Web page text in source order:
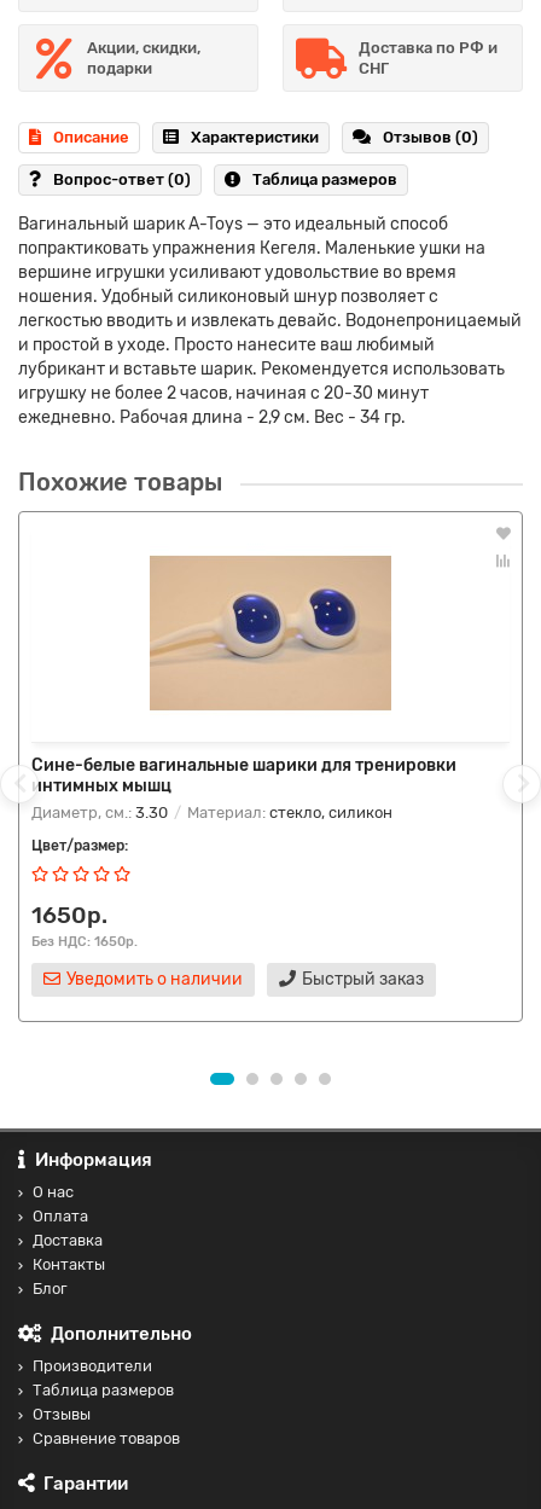
Акции, скидки,
подарки
Доставка по РФ и
СНГ
Описание Характеристики Отзывов (0)
Вопрос-ответ (0) Таблица размеров
Вагинальный шарик A-Toys — это идеальный способ
попрактиковать упражнения Кегеля. Маленькие ушки на
вершине игрушки усиливают удовольствие во время
ношения. Удобный силиконовый шнур позволяет с
легкостью вводить и извлекать девайс. Водонепроницаемый
и простой в уходе. Просто нанесите ваш любимый
лубрикант и вставьте шарик. Рекомендуется использовать
игрушку не более 2 часов, начиная с 20-30 минут
ежедневно. Рабочая длина - 2,9 см. Вес - 34 гр.
Похожие товары
Сине-белые вагинальные шарики для тренировки
интимных мышц
Диаметр, см.: 3.30 Материал: стекло, силикон
Цвет/размер:
1650р.
Без НДС: 1650р.
Уведомить о наличии Быстрый заказ
Информация
О нас
Оплата
Доставка
Контакты
Блог
Дополнительно
Производители
Таблица размеров
Отзывы
Сравнение товаров
Гарантии